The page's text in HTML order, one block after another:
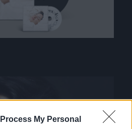
My Personal